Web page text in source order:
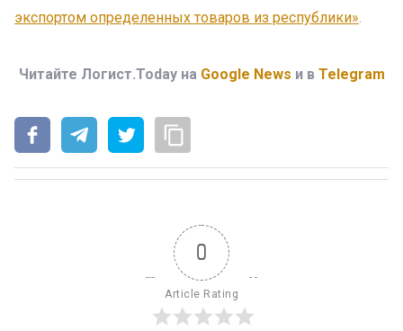
экспортом определенных товаров из республики».
Читайте Логист.Today на Google News и в Telegram
0
Article Rating